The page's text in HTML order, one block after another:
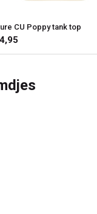
CU Poppy tank top